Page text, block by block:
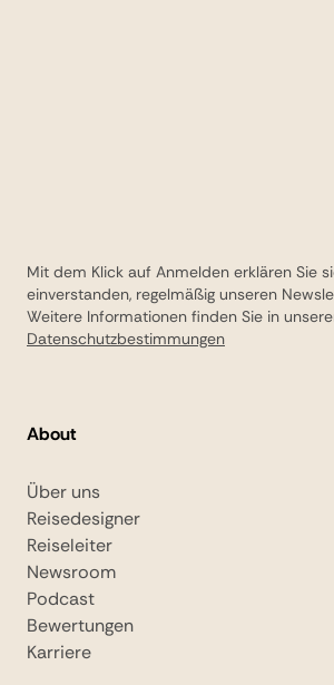
Mit dem Klick auf Anmelden erklären Sie
einverstanden, regelmäßig unseren
Weitere Informationen finden Sie in
Datenschutzbestimmungen
About
Über uns
Reisedesigner
Reiseleiter
Newsroom
Podcast
Bewertungen
Karriere